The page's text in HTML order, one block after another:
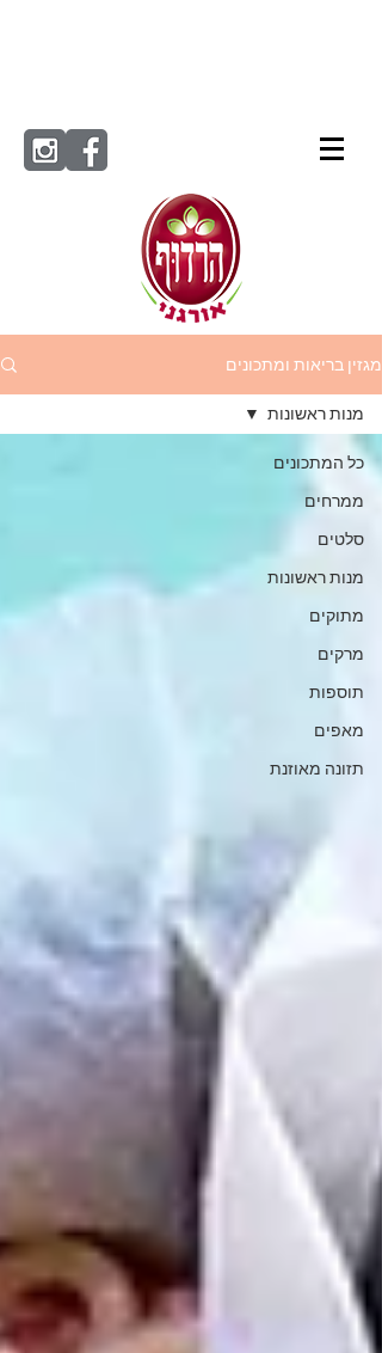
מגזין בריאות ומתכונים
כל המתכונים
ממרחים
סלטים
מנות ראשונות
מתוקים
מרקים
תוספות
מאפים
תזונה מאוזנת
מנות ראשונות